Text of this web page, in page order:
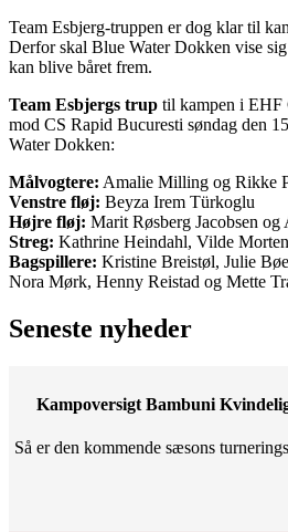
Team Esbjerg-truppen er dog klar til
Derfor skal Blue Water Dokken vise
kan blive båret frem.
Team Esbjergs trup til kampen i EHF
mod CS Rapid Bucuresti søndag den
Water Dokken:
Målvogtere: Amalie Milling og Rikke
Venstre fløj: Beyza Irem Türkoglu
Højre fløj: Marit Røsberg Jacobsen og
Streg: Kathrine Heindahl, Vilde
Bagspillere: Kristine Breistøl, Julie
Nora Mørk, Henny Reistad og Mette
Seneste nyheder
Kampoversigt Bambuni
Så er den kommende sæsons